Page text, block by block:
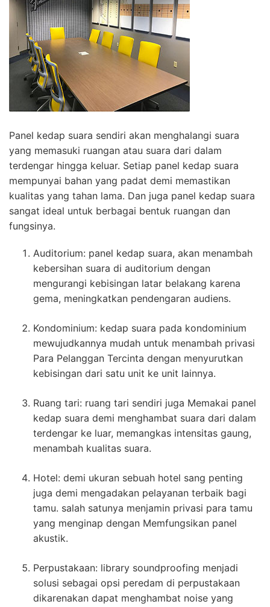
Panel kedap suara sendiri akan menghalangi suara
yang memasuki ruangan atau suara dari dalam
terdengar hingga keluar. Setiap panel kedap suara
mempunyai bahan yang padat demi memastikan
kualitas yang tahan lama. Dan juga panel kedap suara
sangat ideal untuk berbagai bentuk ruangan dan
fungsinya.
Auditorium: panel kedap suara, akan menambah
kebersihan suara di auditorium dengan
mengurangi kebisingan latar belakang karena
gema, meningkatkan pendengaran audiens.
Kondominium: kedap suara pada kondominium
mewujudkannya mudah untuk menambah privasi
Para Pelanggan Tercinta dengan menyurutkan
kebisingan dari satu unit ke unit lainnya.
Ruang tari: ruang tari sendiri juga Memakai panel
kedap suara demi menghambat suara dari dalam
terdengar ke luar, memangkas intensitas gaung,
menambah kualitas suara.
Hotel: demi ukuran sebuah hotel sang penting
juga demi mengadakan pelayanan terbaik bagi
tamu. salah satunya menjamin privasi para tamu
yang menginap dengan Memfungsikan panel
akustik.
Perpustakaan: library soundproofing menjadi
solusi sebagai opsi peredam di perpustakaan
dikarenakan dapat menghambat noise yang